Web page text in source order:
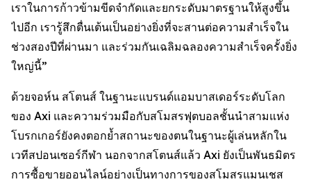
เราในการก้าวข้ามขีดจำกัดและยกระดับมาตรฐานให้สูงขึ้น
ไปอีก เรารู้สึกตื่นเต้นเป็นอย่างยิ่งที่จะสานต่อความสำเร็จใน
ช่วงสองปีที่ผ่านมา และร่วมกันเฉลิมฉลองความสำเร็จครั้งยิ่ง
ใหญ่นี้”
ด้วยจอห์น สโตนส์ ในฐานะแบรนด์แอมบาสเดอร์ระดับโลก
ของ Axi และความร่วมมือกับสโมสรฟุตบอลชั้นนำสามแห่ง
โบรกเกอร์ยังคงตอกย้ำสถานะของตนในฐานะผู้เล่นหลักใน
เวทีสปอนเซอร์กีฬา นอกจากสโตนส์แล้ว Axi ยังเป็นพันธมิตร
การซื้อขายออนไลน์อย่างเป็นทางการของสโมสรแมนเชส